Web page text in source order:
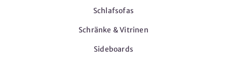
Schlafsofas
Schränke & Vitrinen
Sideboards